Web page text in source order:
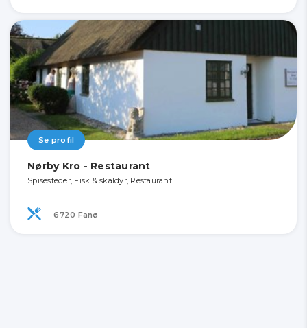
Se profil
Nørby Kro - Restaurant
Spisesteder, Fisk & skaldyr, Restaurant
6720 Fanø